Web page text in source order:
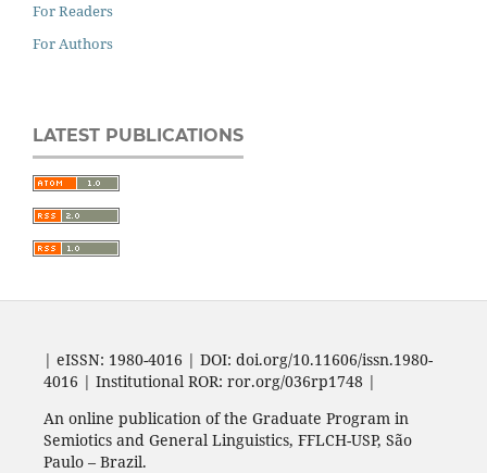
For Readers
For Authors
LATEST PUBLICATIONS
| eISSN: 1980-4016 | DOI: doi.org/10.11606/issn.1980-
4016 | Institutional ROR: ror.org/036rp1748 |
An online publication of the Graduate Program in
Semiotics and General Linguistics, FFLCH-USP, São
Paulo – Brazil.